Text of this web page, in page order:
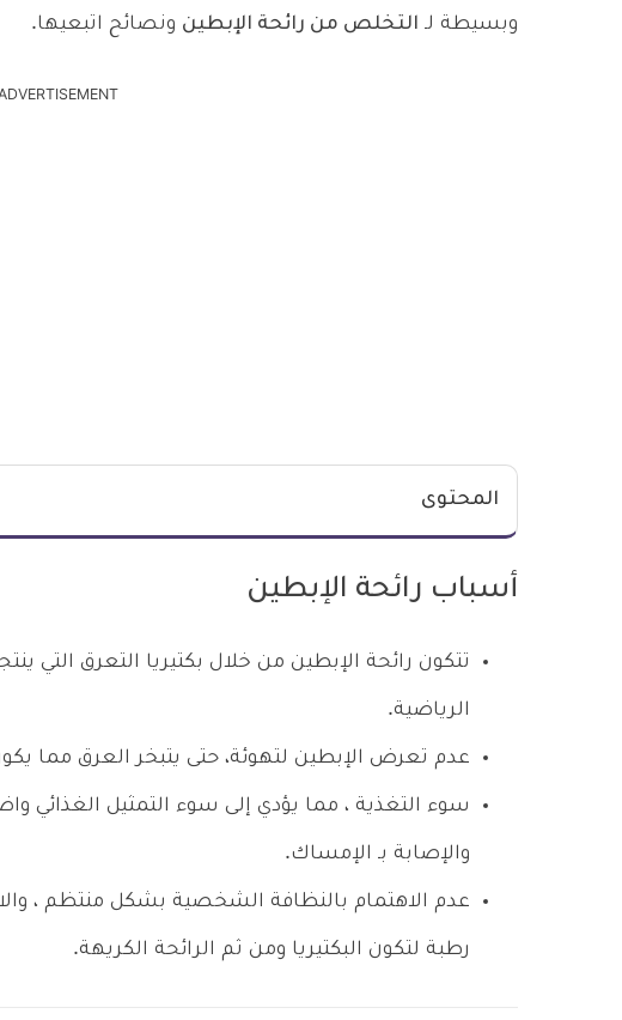
وبسيطة لـ التخلص من رائحة الإبطين ونصائح اتبعيها.
المحتوى
أسباب رائحة الإبطين
تتكون رائحة الإبطين من خلال بكتيريا التعرق التي
الرياضية.
عدم تعرض الإبطين لتهوئة، حتى يتبخر العرق مما
سوء التغذية ، مما يؤدي إلى سوء التمثيل الغذائي
والإصابة بـ الإمساك.
عدم الاهتمام بالنظافة الشخصية بشكل منتظم ،
رطبة لتكون البكتيريا ومن ثم الرائحة الكريهة.